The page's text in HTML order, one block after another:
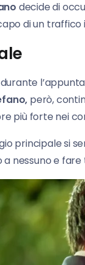
decide di
di un traffico
però,
più forte nei
principale si
nessuno e fare